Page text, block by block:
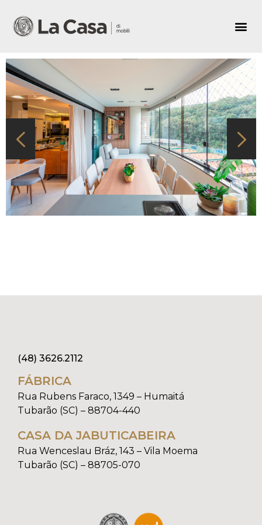
(48) 3626.2112
FÁBRICA
Rua Rubens Faraco, 1349 – Humaitá
Tubarão (SC) – 88704-440
CASA DA JABUTICABEIRA
Rua Wenceslau Bráz, 143 – Vila Moema
Tubarão (SC) – 88705-070